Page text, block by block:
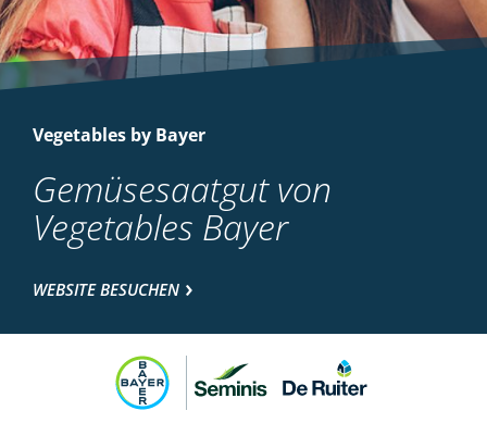
Vegetables by Bayer
Gemüsesaatgut von
Vegetables Bayer
WEBSITE BESUCHEN